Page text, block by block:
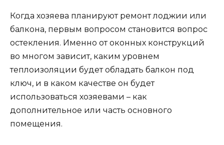
Когда хозяева планируют ремонт лоджии или
балкона, первым вопросом становится вопрос
остекления. Именно от оконных конструкций
во многом зависит, каким уровнем
теплоизоляции будет обладать балкон под
ключ, и в каком качестве он будет
использоваться хозяевами – как
дополнительное или часть основного
помещения.